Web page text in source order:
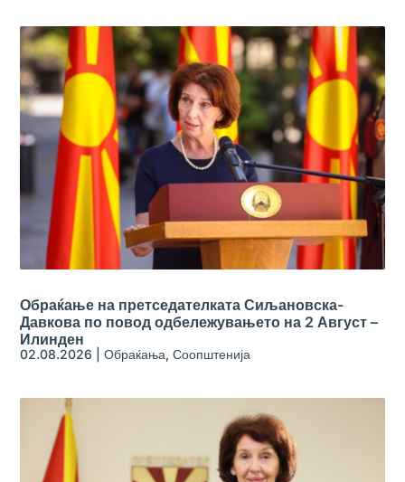
Обраќање на претседателката Сиљановска-
Давкова по повод одбележувањето на 2 Август –
Илинден
02.08.2026 |Обраќања,Соопштенија